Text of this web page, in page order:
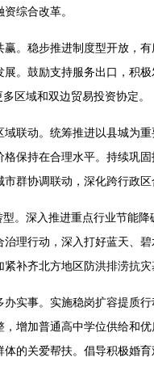
综合改革。
。稳步推进制度型开放，
。鼓励支持服务出口，积
区域和双边贸易投资协定。
联动。统筹推进以县城为
保持在合理水平。持续巩
群协调联动，深化跨行政
。深入推进重点行业节能
理行动，深入打好蓝天、
补齐北方地区防洪排涝抗
实事。实施稳岗扩容提质
增加普通高中学位供给和
的关爱帮扶。倡导积极婚